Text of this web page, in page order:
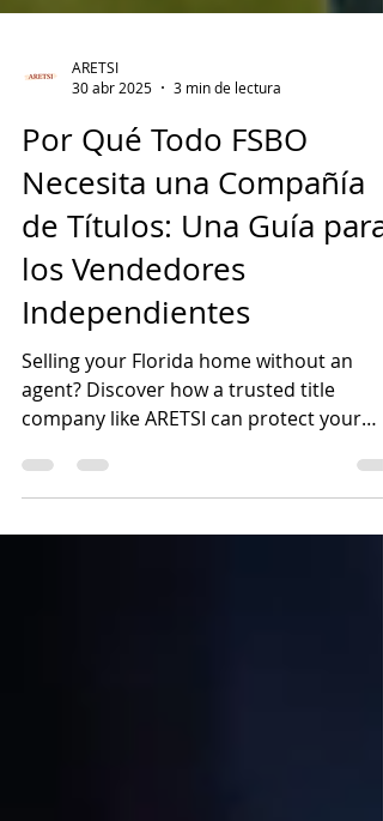
ARETSI
30 abr 2025
3 min de lectura
Por Qué Todo FSBO
Necesita una Compañía
de Títulos: Una Guía para
los Vendedores
Independientes
Selling your Florida home without an
agent? Discover how a trusted title
delays.